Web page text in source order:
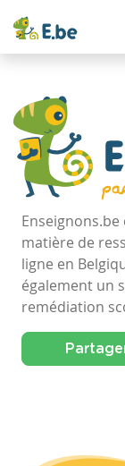
matière de
ligne en
également un
remédiation